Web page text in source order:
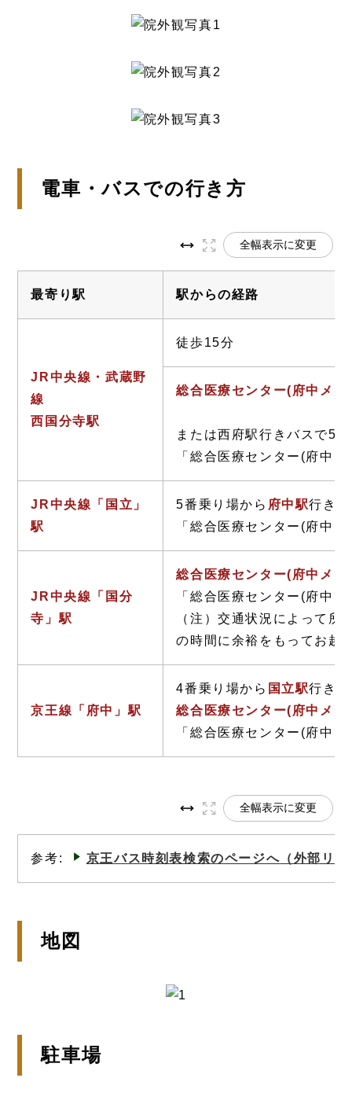
電車・バスでの行き方
全幅表示に変更
最寄り駅 駅からの経路
JR中央線・武蔵野
線
西国分寺駅
徒歩15分
総合医療センター(府中メデ
または西府駅行きバスで5分
「総合医療センター(府中
JR中央線「 国立」
駅
5番乗り場から 府中駅行き
「総合医療センター(府中
JR中央線「国分
寺」駅
総合医療センター(府中メ
「総合医療センター(府中
（注）交通状況によって
の時間に余裕をもってお越
京王線「府中」駅
4番乗り場から 国立駅行き
総合医療センター(府中メデ
「総合医療センター(府中
全幅表示に変更
参考: 京王バス時刻表検索のページへ （外部リ
地図
駐車場